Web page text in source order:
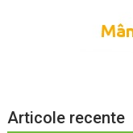
Articole recente